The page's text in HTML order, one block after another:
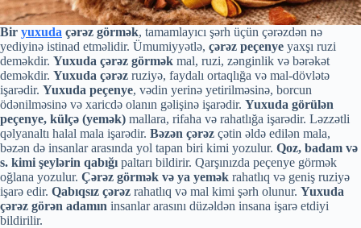
Bir yuxuda çərəz görmək, tamamlayıcı şərh üçün çərəzdən nə
yediyinə istinad etməlidir. Ümumiyyətlə, çərəz peçenye yaxşı ruzi
deməkdir. Yuxuda çərəz görmək mal, ruzi, zənginlik və bərəkət
deməkdir. Yuxuda çərəz ruziyə, faydalı ortaqlığa və mal-dövlətə
işarədir. Yuxuda peçenye, vədin yerinə yetirilməsinə, borcun
ödənilməsinə və xaricdə olanın gəlişinə işarədir. Yuxuda görülən
peçenye, külçə (yemək) mallara, rifaha və rahatlığa işarədir. Ləzzətli
qəlyanaltı halal mala işarədir. Bəzən çərəz çətin əldə edilən mala,
bəzən də insanlar arasında yol tapan biri kimi yozulur. Qoz, badam və
s. kimi şeylərin qabığı paltarı bildirir. Qarşınızda peçenye görmək
oğlana yozulur. Çərəz görmək və ya yemək rahatlıq və geniş ruziyə
işarə edir. Qabıqsız çərəz rahatlıq və mal kimi şərh olunur. Yuxuda
çərəz görən adamın insanlar arasını düzəldən insana işarə etdiyi
bildirilir.